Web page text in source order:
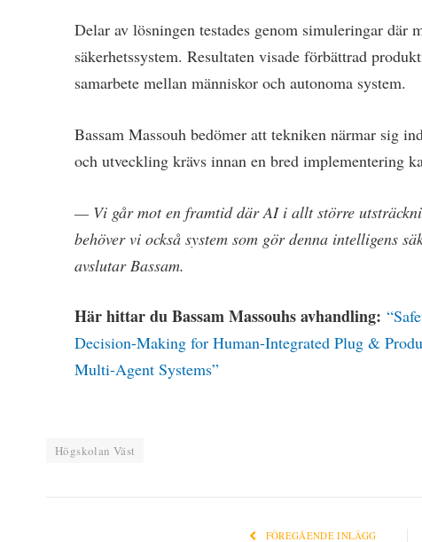
Delar av lösningen testades genom simuleringar där
säkerhetssystem. Resultaten visade förbättrad
samarbete mellan människor och autonoma system.
Bassam Massouh bedömer att tekniken närmar sig
och utveckling krävs innan en bred implementering
— Vi går mot en framtid där AI i allt större
behöver vi också system som gör denna intelligens
avslutar Bassam.
Här hittar du Bassam Massouhs avhandling:
Decision-Making for Human-Integrated Plug &
Multi-Agent Systems”
Högskolan Väst
FÖREGÅENDE INLÄGG